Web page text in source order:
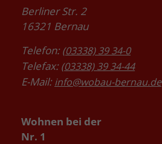
Berliner Str. 2
16321 Bernau
Telefon:(03338) 39 34-0
Telefax:(03338) 39 34-44
E-Mail:info@wobau-bernau.de
Wohnen bei der
Nr. 1